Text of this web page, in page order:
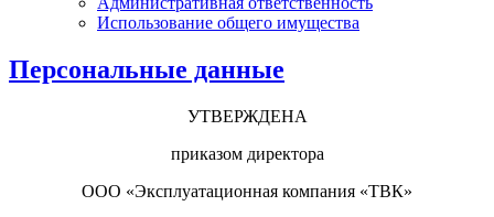
Использование общего имущества
Персональные данные
УТВЕРЖДЕНА
приказом директора
ООО «Эксплуатационная компания «ТВК»